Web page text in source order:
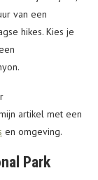
van een
hikes. Kies je
artikel met een
en omgeving.
Park